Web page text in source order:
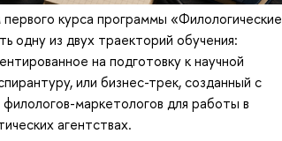
курса программы «Филологические
одну из двух траекторий обучения:
на подготовку к научной
или бизнес-трек, созданный с
маркетологов для работы в
агентствах.